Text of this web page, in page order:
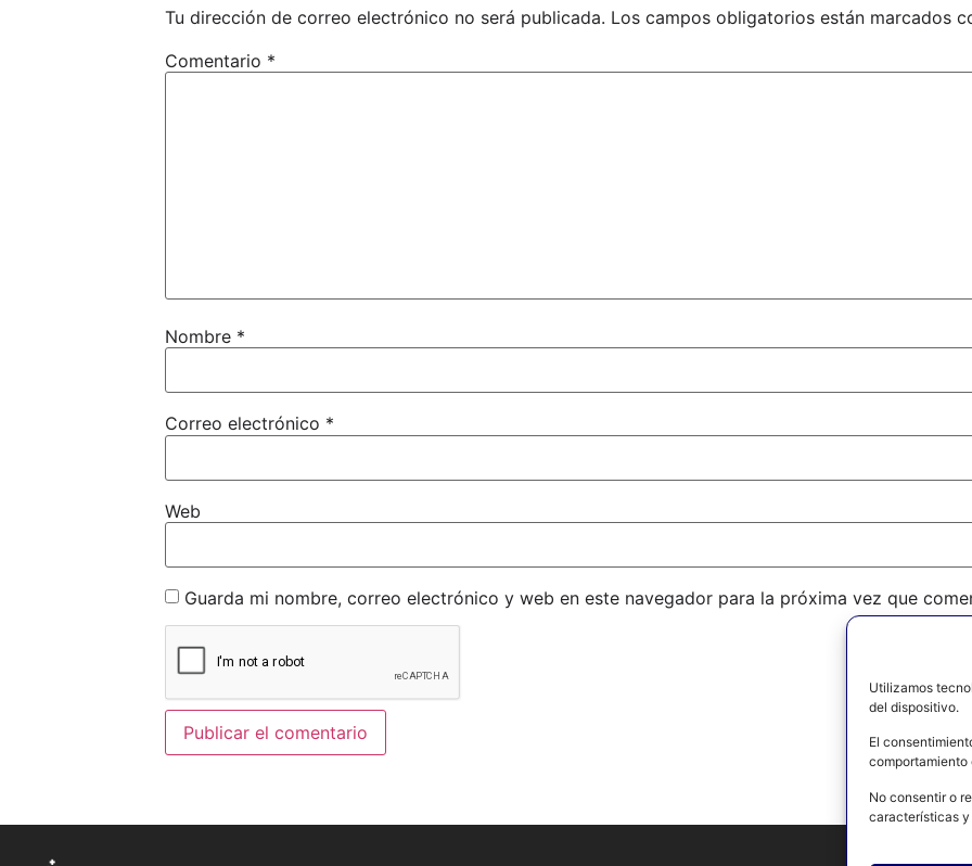
Utilizamos
del dispositivo.
El
comportamiento
No consentir o
características y
Tu dirección de correo electrónico no será publicada. Los campos obligatorios están marcados
Comentario *
Nombre *
Correo electrónico *
Web
Guarda mi nombre, correo electrónico y web en este navegador para la próxima vez que